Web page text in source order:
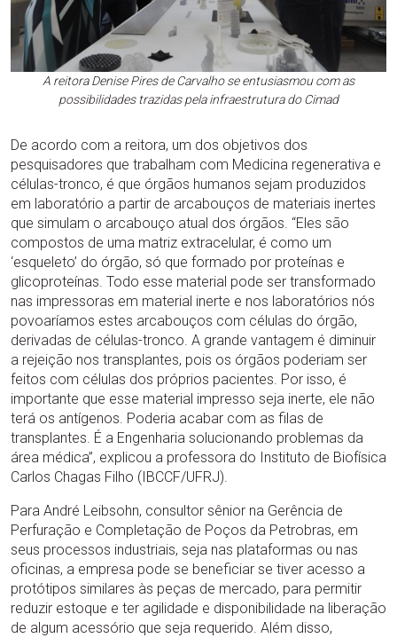
A reitora Denise Pires de Carvalho se entusiasmou com as
possibilidades trazidas pela infraestrutura do Cimad
De acordo com a reitora, um dos objetivos dos
pesquisadores que trabalham com Medicina regenerativa e
células-tronco, é que órgãos humanos sejam produzidos
em laboratório a partir de arcabouços de materiais inertes
que simulam o arcabouço atual dos órgãos. “Eles são
compostos de uma matriz extracelular, é como um
‘esqueleto’ do órgão, só que formado por proteínas e
glicoproteínas. Todo esse material pode ser transformado
nas impressoras em material inerte e nos laboratórios nós
povoaríamos estes arcabouços com células do órgão,
derivadas de células-tronco. A grande vantagem é diminuir
a rejeição nos transplantes, pois os órgãos poderiam ser
feitos com células dos próprios pacientes. Por isso, é
importante que esse material impresso seja inerte, ele não
terá os antígenos. Poderia acabar com as filas de
transplantes. É a Engenharia solucionando problemas da
área médica”, explicou a professora do Instituto de Biofísica
Carlos Chagas Filho (IBCCF/UFRJ).
Para André Leibsohn, consultor sênior na Gerência de
Perfuração e Completação de Poços da Petrobras, em
seus processos industriais, seja nas plataformas ou nas
oficinas, a empresa pode se beneficiar se tiver acesso a
protótipos similares às peças de mercado, para permitir
reduzir estoque e ter agilidade e disponibilidade na liberação
de algum acessório que seja requerido. Além disso,